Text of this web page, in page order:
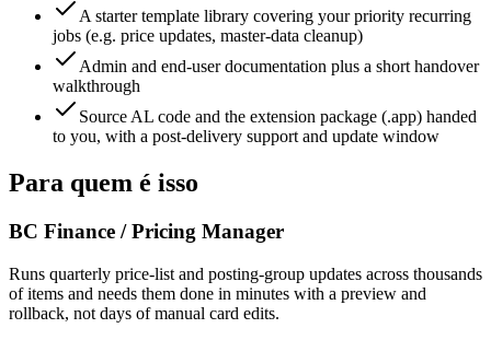
A starter template library covering your priority recurring
jobs (e.g. price updates, master-data cleanup)
Admin and end-user documentation plus a short handover
walkthrough
Source AL code and the extension package (.app) handed
to you, with a post-delivery support and update window
Para quem é isso
BC Finance / Pricing Manager
Runs quarterly price-list and posting-group updates across thousands
of items and needs them done in minutes with a preview and
rollback, not days of manual card edits.